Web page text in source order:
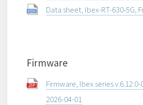
Data sheet, Ibex-RT-630-5G,
Firmware
Firmware, Ibex series
2026-04-01